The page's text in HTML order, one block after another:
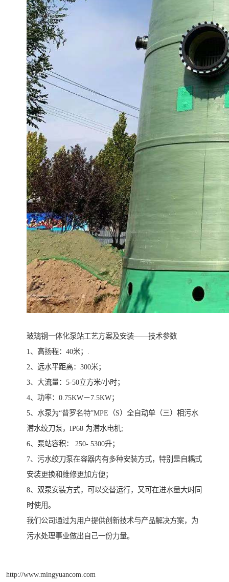
玻璃钢一体化泵站工艺方案及安装——技术参数
1、高扬程：40米；.
2、远水平距离：300米；
3、大流量：5-50立方米/小时；
4、功率：0.75KW－7.5KW；
5、水泵为“普罗名特”MPE（S）全自动单（三）相污水
潜水绞刀泵，IP68 为潜水电机;
6、泵站容积： 250- 5300升；
7、污水绞刀泵在容器内有多种安装方式，特别是自耦式
安装更换和维修更加方便；
8、双泵安装方式，可以交替运行，又可在进水量大时同
时使用。
我们公司通过为用户提供创新技术与产品解决方案，为
污水处理事业做出自己一份力量。
http://www.mingyuancom.com